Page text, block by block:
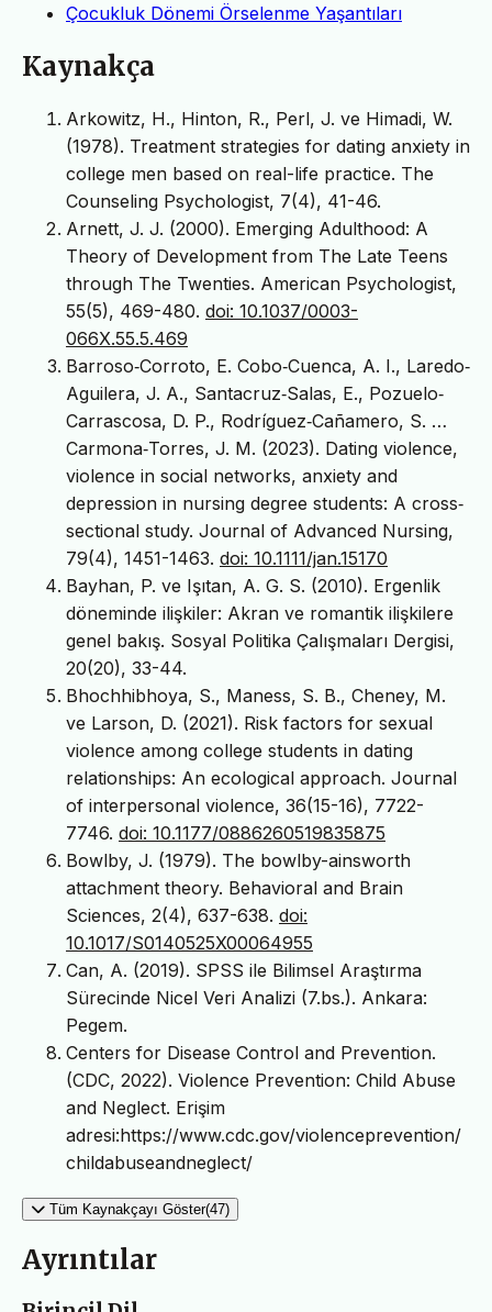
Çocukluk Dönemi Örselenme Yaşantıları
Kaynakça
Arkowitz, H., Hinton, R., Perl, J. ve Himadi, W.
(1978). Treatment strategies for dating anxiety in
college men based on real-life practice. The
Counseling Psychologist, 7(4), 41-46.
Arnett, J. J. (2000). Emerging Adulthood: A
Theory of Development from The Late Teens
through The Twenties. American Psychologist,
55(5), 469-480. doi: 10.1037/0003-
066X.55.5.469
Barroso‐Corroto, E. Cobo‐Cuenca, A. I., Laredo‐
Aguilera, J. A., Santacruz‐Salas, E., Pozuelo‐
Carrascosa, D. P., Rodríguez‐Cañamero, S. …
Carmona‐Torres, J. M. (2023). Dating violence,
violence in social networks, anxiety and
depression in nursing degree students: A cross‐
sectional study. Journal of Advanced Nursing,
79(4), 1451-1463. doi: 10.1111/jan.15170
Bayhan, P. ve Işıtan, A. G. S. (2010). Ergenlik
döneminde ilişkiler: Akran ve romantik ilişkilere
genel bakış. Sosyal Politika Çalışmaları Dergisi,
20(20), 33-44.
Bhochhibhoya, S., Maness, S. B., Cheney, M.
ve Larson, D. (2021). Risk factors for sexual
violence among college students in dating
relationships: An ecological approach. Journal
of interpersonal violence, 36(15-16), 7722-
7746. doi: 10.1177/0886260519835875
Bowlby, J. (1979). The bowlby-ainsworth
attachment theory. Behavioral and Brain
Sciences, 2(4), 637-638. doi:
10.1017/S0140525X00064955
Can, A. (2019). SPSS ile Bilimsel Araştırma
Sürecinde Nicel Veri Analizi (7.bs.). Ankara:
Pegem.
Centers for Disease Control and Prevention.
(CDC, 2022). Violence Prevention: Child Abuse
and Neglect. Erişim
adresi:https://www.cdc.gov/violenceprevention/
childabuseandneglect/
Tüm Kaynakçayı Göster(47)
Ayrıntılar